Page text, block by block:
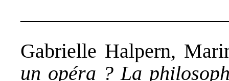
Gabrielle Halpern,
un opéra ? La